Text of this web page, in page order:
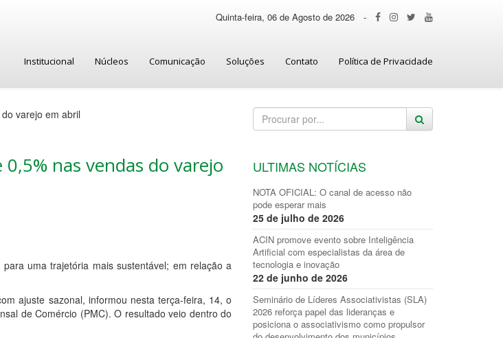
Quinta-feira, 06 de Agosto de 2026 -
Institucional Núcleos Comunicação Soluções Contato Política de Privacidade
varejo em abril
nas vendas do varejo
uma trajetória mais sustentável; em relação a
ajuste sazonal, informou nesta terça-feira, 14, o
de Comércio (PMC). O resultado veio dentro do
ULTIMAS NOTÍCIAS
NOTA OFICIAL: O canal de acesso não
pode esperar mais
25 de julho de 2026
ACIN promove evento sobre Inteligência
Artificial com especialistas da área de
tecnologia e inovação
22 de junho de 2026
Seminário de Líderes Associativistas (SLA)
2026 reforça papel das lideranças e
posiciona o associativismo como propulsor